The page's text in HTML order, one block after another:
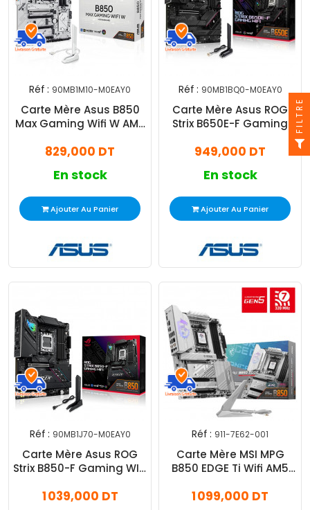
Réf : 90MB1M10-M0EAY0
Carte Mère Asus B850
Max Gaming Wifi W AM5
829,000 DT
En stock
Ajouter Au Panier
Réf : 90MB1BQ0-M0EAY0
Carte Mère Asus ROG
Strix B650E-F Gaming
949,000 DT
En stock
Ajouter Au Panier
Réf : 90MB1J70-M0EAY0
Carte Mère Asus ROG
Strix B850-F Gaming WIFI
1 039,000 DT
Réf : 911-7E62-001
Carte Mère MSI MPG
B850 EDGE Ti Wifi AM5
1 099,000 DT
FILTRE